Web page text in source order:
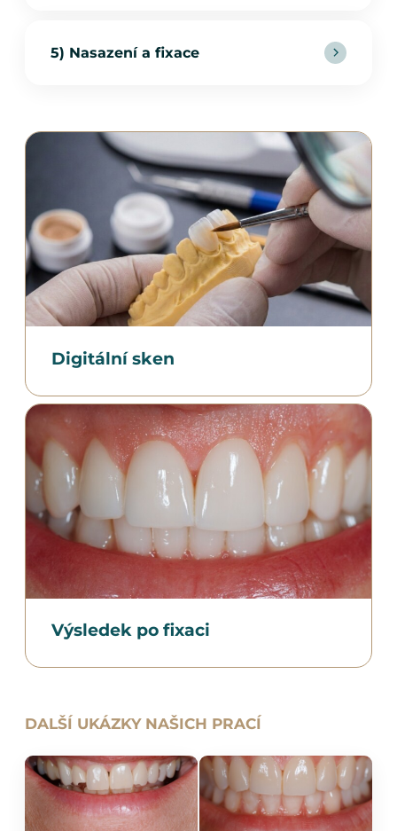
5) Nasazení a fixace
Digitální sken
Výsledek po fixaci
DALŠÍ UKÁZKY NAŠICH PRACÍ